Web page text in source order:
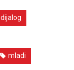
dijalog
mladi